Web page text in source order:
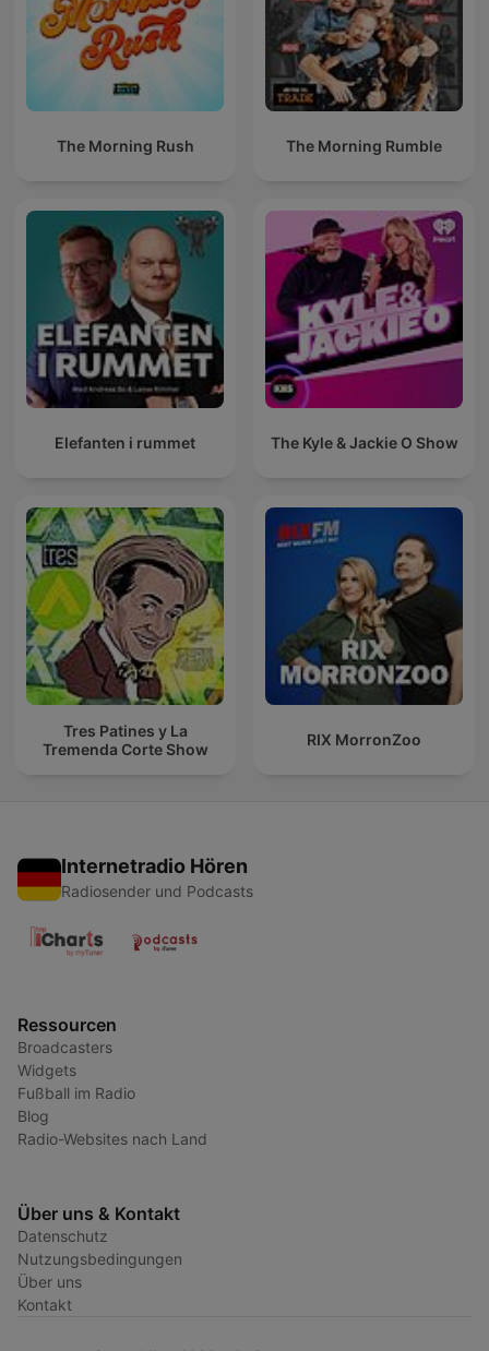
The Morning Rush The Morning Rumble
Elefanten i rummet The Kyle & Jackie O Show
Tres Patines y La
Tremenda Corte Show
RIX MorronZoo
Internetradio Hören
Radiosender und Podcasts
Ressourcen
Broadcasters
Widgets
Fußball im Radio
Blog
Radio-Websites nach Land
Über uns & Kontakt
Datenschutz
Nutzungsbedingungen
Über uns
Kontakt